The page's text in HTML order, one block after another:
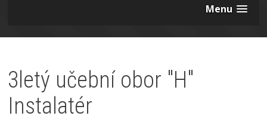
Menu
3letý učební obor "H"
Instalatér